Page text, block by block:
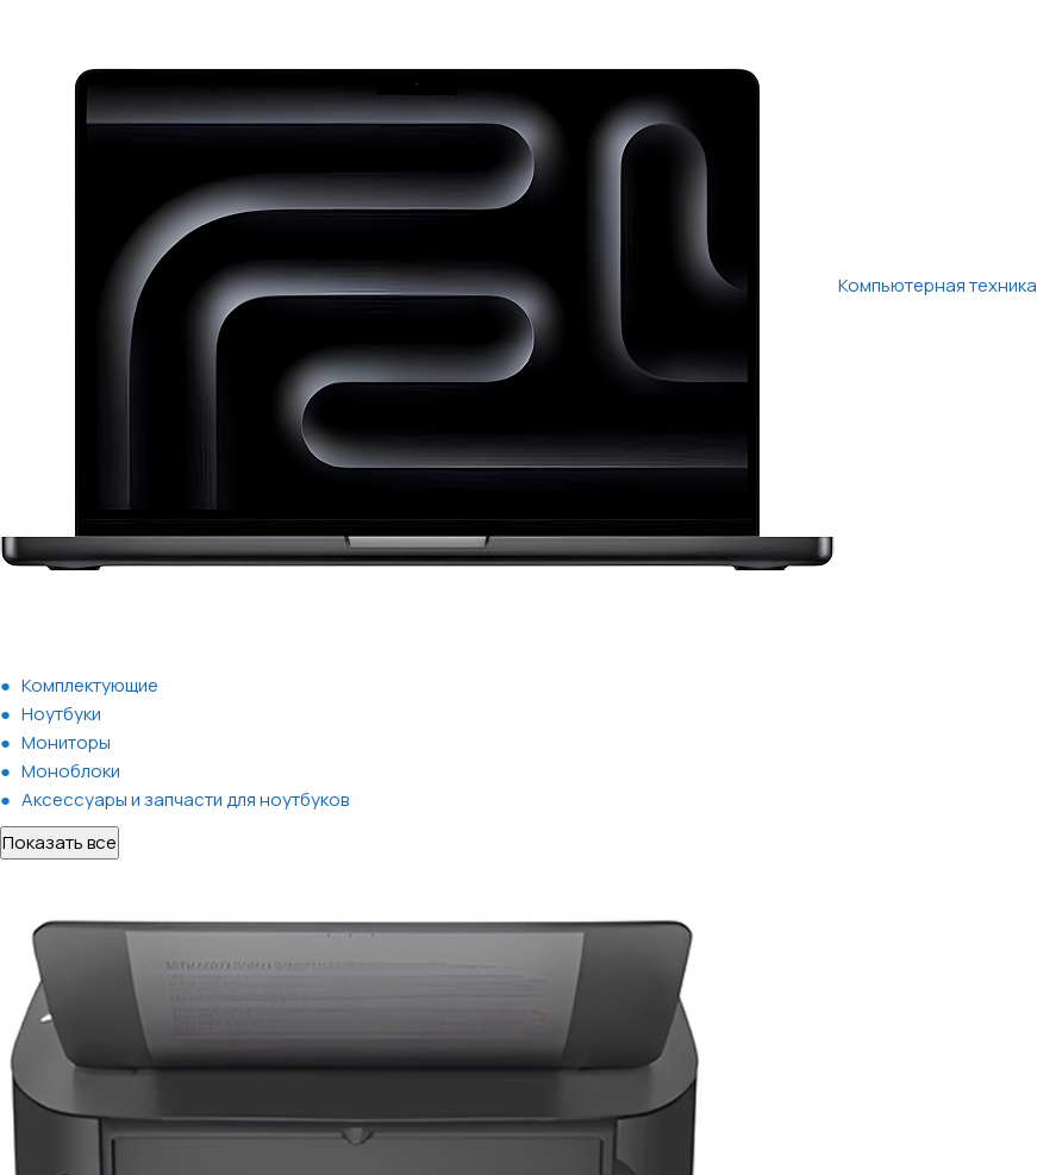
Компьютерная техника
Комплектующие
Ноутбуки
Мониторы
Моноблоки
Аксессуары и запчасти для ноутбуков
Показать все